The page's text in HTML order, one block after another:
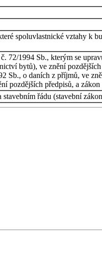
spoluvlastnické vztahy k
72/1994 Sb., kterým se
bytů), ve znění
Sb., o daních z příjmů, ve
pozdějších předpisů, a
řádu (stavební